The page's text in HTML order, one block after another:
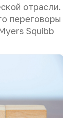
отрасли.
переговоры
Squibb